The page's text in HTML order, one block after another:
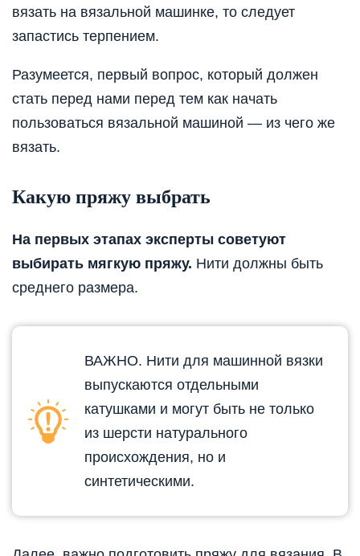
вязать на вязальной машинке, то следует
запастись терпением.
Разумеется, первый вопрос, который должен
стать перед нами перед тем как начать
пользоваться вязальной машиной — из чего же
вязать.
Какую пряжу выбрать
На первых этапах эксперты советуют
выбирать мягкую пряжу. Нити должны быть
среднего размера.
ВАЖНО. Нити для машинной вязки
выпускаются отдельными
катушками и могут быть не только
из шерсти натурального
происхождения, но и
синтетическими.